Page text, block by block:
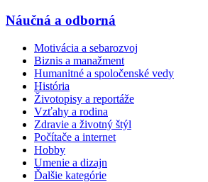
Náučná a odborná
Motivácia a sebarozvoj
Biznis a manažment
Humanitné a spoločenské vedy
História
Životopisy a reportáže
Vzťahy a rodina
Zdravie a životný štýl
Počítače a internet
Hobby
Umenie a dizajn
Ďalšie kategórie